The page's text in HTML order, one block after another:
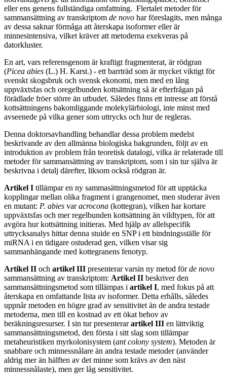
eller ens genens fullständiga omfattning. Flertalet metoder för
sammansättning av transkriptom de novo har föreslagits, men många
av dessa saknar förmåga att återskapa isoformer eller är
minnesintensiva, vilket kräver att metoderna exekveras på
datorkluster.
En art, vars referensgenom är kraftigt fragmenterat, är rödgran
(Picea abies (L.) H. Karst.) - ett barrträd som är mycket viktigt för
svenskt skogsbruk och svensk ekonomi, men med en lång
uppväxtsfas och oregelbunden kottsättning så är efterfrågan på
förädlade fröer större än utbudet. Således finns ett intresse att förstå
kottsättningens bakomliggande molekylärbiologi, inte minst med
avseenede på vilka gener som uttrycks och hur de regleras.
Denna doktorsavhandling behandlar dessa problem medelst
beskrivande av den allmänna biologiska bakgrunden, följt av en
introduktion av problem från teoretisk datalogi, vilka är relaterade till
metoder för sammansättning av transkriptom, som i sin tur själva är
beskrivna i detalj därefter, liksom också rödgran är.
Artikel I tillämpar en ny sammasättningsmetod för att upptäcka
kopplingar mellan olika fragment i grangenomet, men studerar även
en mutant: P. abies varacrocona (kottegran), vilken har kortare
uppväxtsfas och mer regelbunden kottsättning än vildtypen, för att
avgöra hur kottsättning initieras. Med hjälp av allelspecifik
uttrycksanalys hittar denna stuide en SNP i ett bindningsställe för
miRNA i en tidigare ostuderad gen, vilken visar sig
sammanhängande med kottegranens fenotyp.
Artikel II och artikel III presenterar varsin ny metod förde novo
sammansättning av transkriptom: Artikel II beskriver den
sammansättningsmetod som tillämpas i artikel I, med fokus på att
återskapa en omfattande lista av isoformer. Detta erhålls, således
uppnår metoden en högre grad av sensitivitet än de andra testade
metoderna, men till en kostnad av ett ökat behov av
beräkningsresurser. I sin tur presenterarartikel III en lättviktig
sammansättningsmetod, den första i sitt slag som tillämpar
metaheuristiken myrkolonisystem (ant colony system). Metoden är
snabbare och minnessnålare än andra testade metoder (använder
aldrig mer än hälften av det minne som krävs av den näst
minnessnålaste), men ger låg sensitivitet.